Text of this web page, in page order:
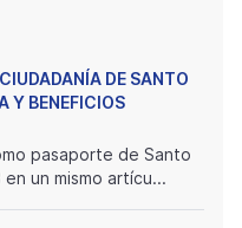
DE SANTO
Y BENEFICIOS
pasaporte de Santo
un mismo artícu...